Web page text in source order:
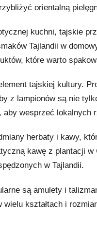
orientalną
kuchni, tajskie
Tajlandii w
które warto
tajskiej kultury.
z lampionów są nie
wesprzeć lokalnych
herbaty i kawy,
kawę z plantacji
w Tajlandii.
są amulety i
kształtach i